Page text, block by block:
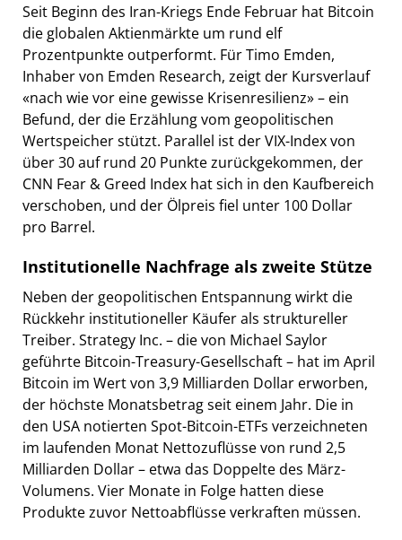
Seit Beginn des Iran-Kriegs Ende Februar hat Bitcoin
die globalen Aktienmärkte um rund elf
Prozentpunkte outperformt. Für Timo Emden,
Inhaber von Emden Research, zeigt der Kursverlauf
«nach wie vor eine gewisse Krisenresilienz» – ein
Befund, der die Erzählung vom geopolitischen
Wertspeicher stützt. Parallel ist der VIX-Index von
über 30 auf rund 20 Punkte zurückgekommen, der
CNN Fear & Greed Index hat sich in den Kaufbereich
verschoben, und der Ölpreis fiel unter 100 Dollar
pro Barrel.
Institutionelle Nachfrage als zweite Stütze
Neben der geopolitischen Entspannung wirkt die
Rückkehr institutioneller Käufer als struktureller
Treiber. Strategy Inc. – die von Michael Saylor
geführte Bitcoin-Treasury-Gesellschaft – hat im April
Bitcoin im Wert von 3,9 Milliarden Dollar erworben,
der höchste Monatsbetrag seit einem Jahr. Die in
den USA notierten Spot-Bitcoin-ETFs verzeichneten
im laufenden Monat Nettozuflüsse von rund 2,5
Milliarden Dollar – etwa das Doppelte des März-
Volumens. Vier Monate in Folge hatten diese
Produkte zuvor Nettoabflüsse verkraften müssen.